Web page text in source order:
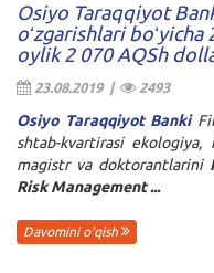
Osiyo Taraqqiyot
oʻzgarishlari
oylik 2 070 AQSh
23.08.2019 | 2493
Osiyo Taraqqiyot Banki
shtab-kvartirasi
magistr va doktorantlarini
Risk Management ...
Davomini o'qish